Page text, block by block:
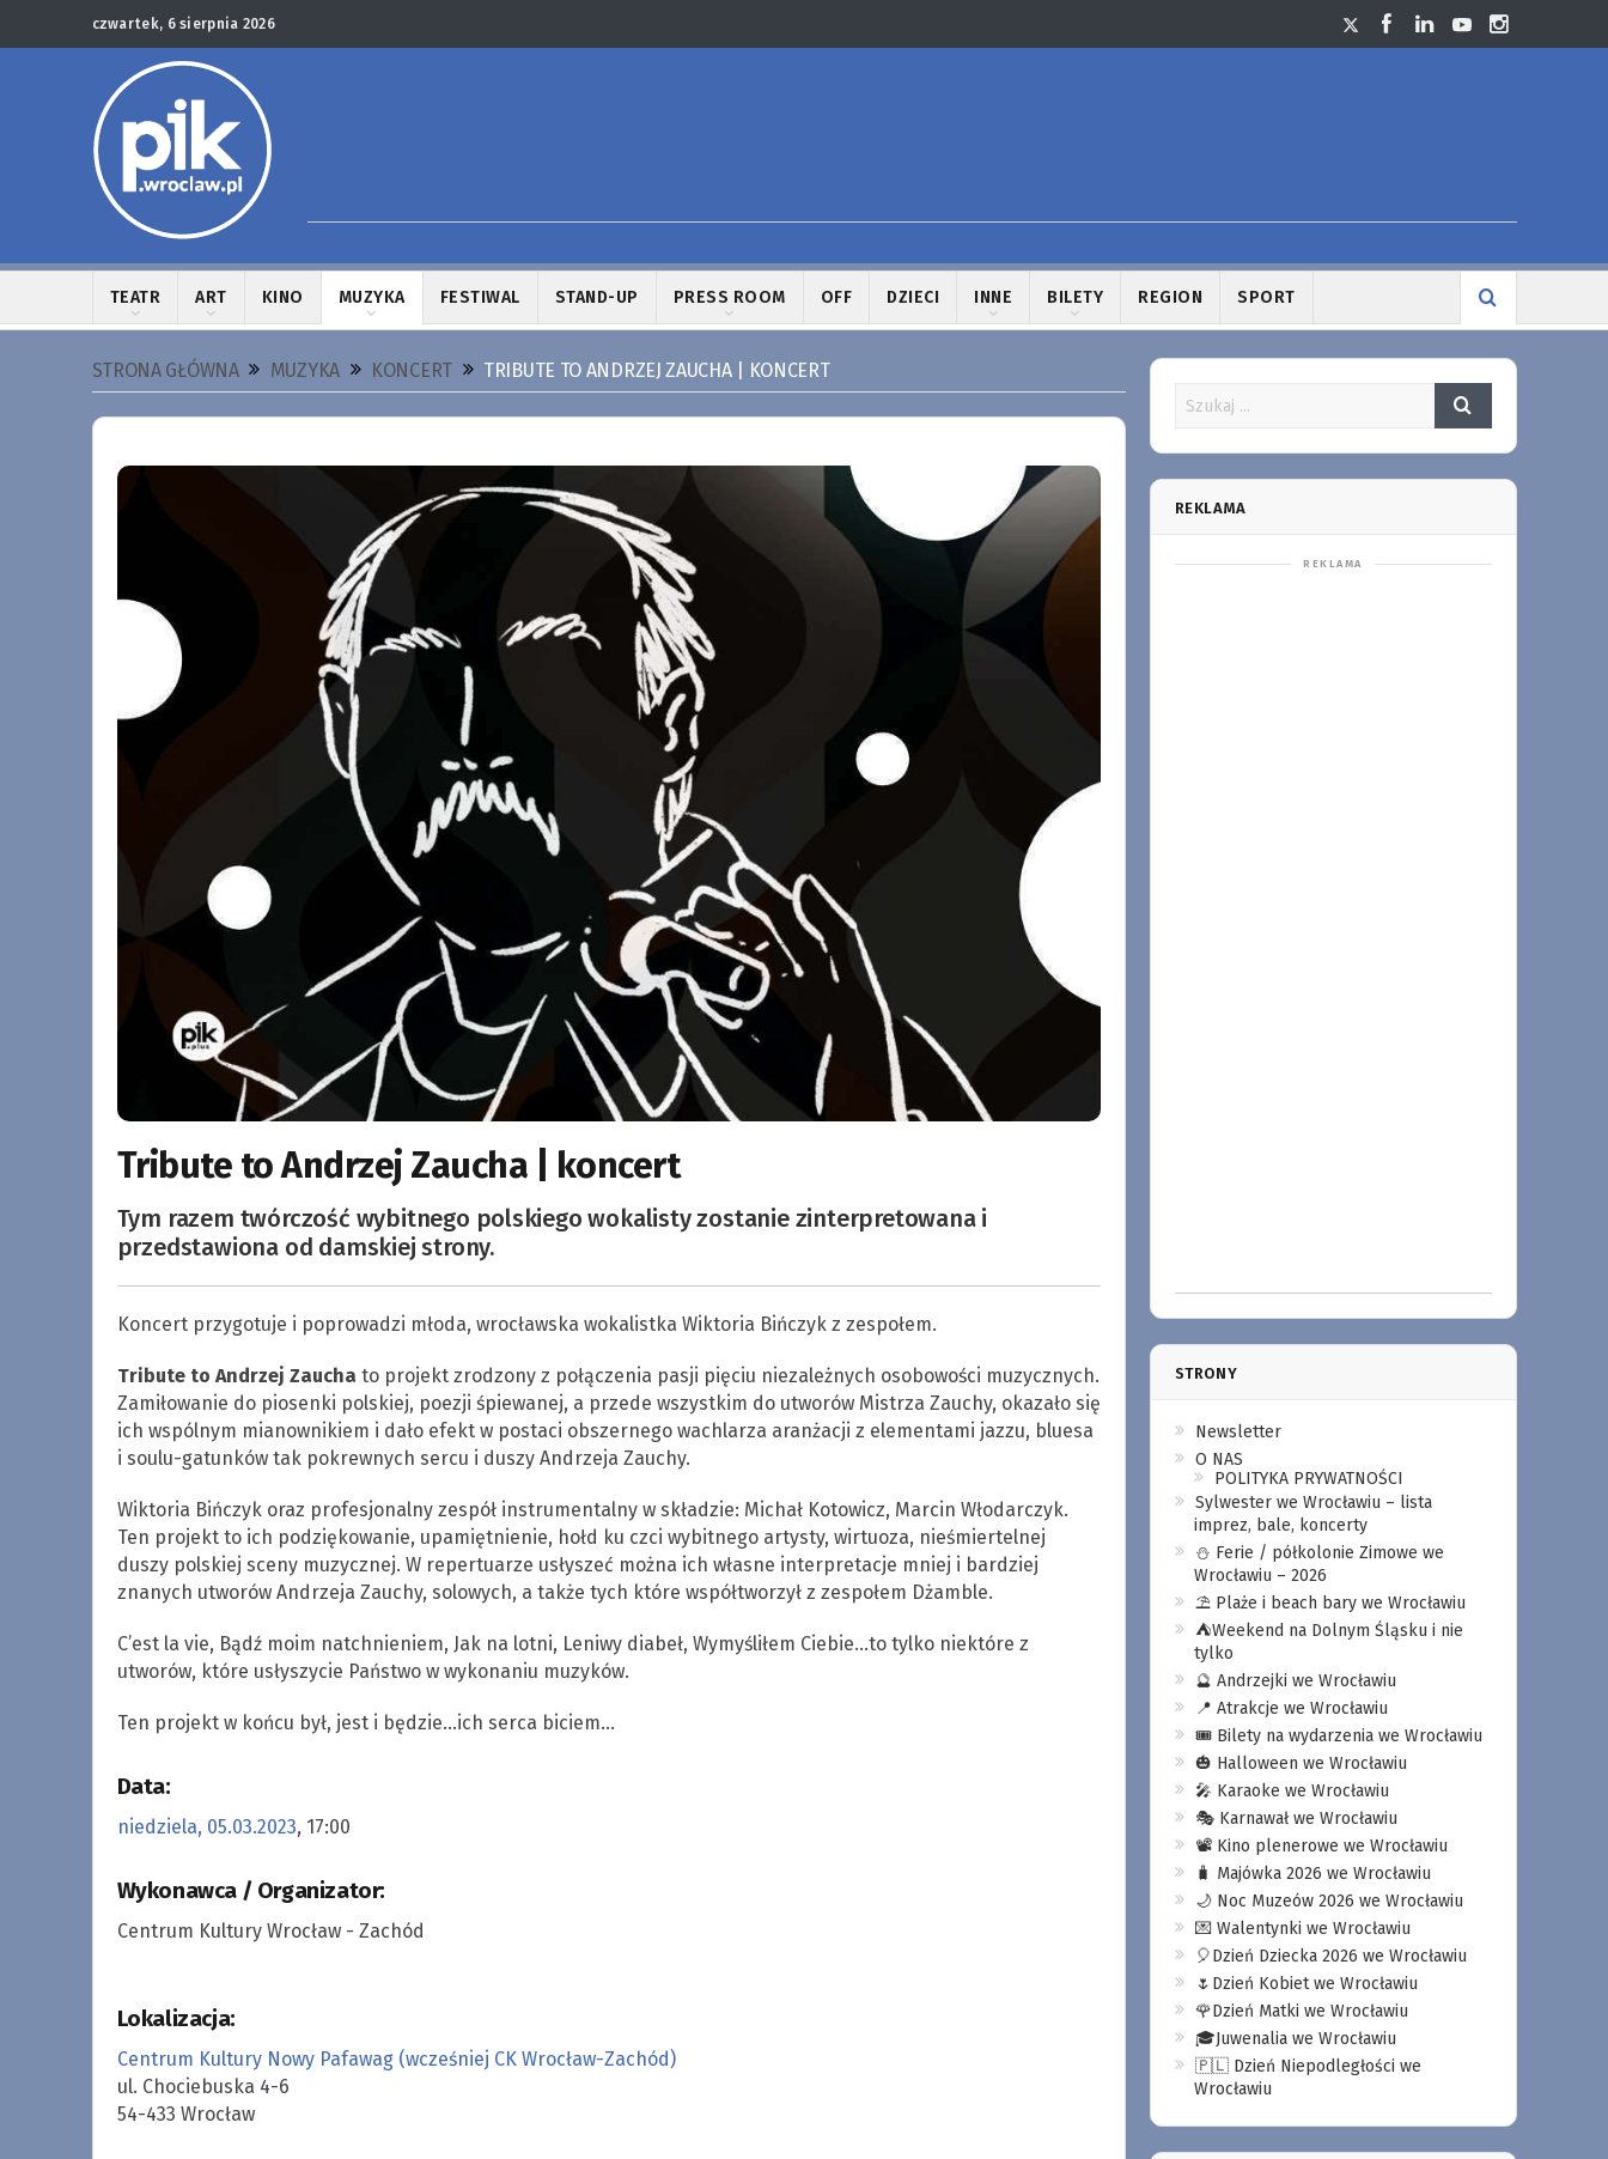
czwartek, 6 sierpnia 2026
TEATR ART KINO MUZYKA FESTIWAL STAND-UP PRESS ROOM OFF DZIECI INNE BILETY REGION SPORT
STRONA GŁÓWNA MUZYKA KONCERT TRIBUTE TO ANDRZEJ ZAUCHA | KONCERT
Tribute to Andrzej Zaucha | koncert
Tym razem twórczość wybitnego polskiego wokalisty zostanie zinterpretowana i
przedstawiona od damskiej strony.
Koncert przygotuje i poprowadzi młoda, wrocławska wokalistka Wiktoria Bińczyk z zespołem.
Tribute to Andrzej Zaucha to projekt zrodzony z połączenia pasji pięciu niezależnych osobowości muzycznych.
Zamiłowanie do piosenki polskiej, poezji śpiewanej, a przede wszystkim do utworów Mistrza Zauchy, okazało się
ich wspólnym mianownikiem i dało efekt w postaci obszernego wachlarza aranżacji z elementami jazzu, bluesa
i soulu-gatunków tak pokrewnych sercu i duszy Andrzeja Zauchy.
Wiktoria Bińczyk oraz profesjonalny zespół instrumentalny w składzie: Michał Kotowicz, Marcin Włodarczyk.
Ten projekt to ich podziękowanie, upamiętnienie, hołd ku czci wybitnego artysty, wirtuoza, nieśmiertelnej
duszy polskiej sceny muzycznej. W repertuarze usłyszeć można ich własne interpretacje mniej i bardziej
znanych utworów Andrzeja Zauchy, solowych, a także tych które współtworzył z zespołem Dżamble.
C’est la vie, Bądź moim natchnieniem, Jak na lotni, Leniwy diabeł, Wymyśliłem Ciebie…to tylko niektóre z
utworów, które usłyszycie Państwo w wykonaniu muzyków.
Ten projekt w końcu był, jest i będzie…ich serca biciem…
Data:
niedziela, 05.03.2023, 17:00
Wykonawca / Organizator:
Centrum Kultury Wrocław - Zachód
Lokalizacja:
Centrum Kultury Nowy Pafawag (wcześniej CK Wrocław-Zachód)
ul. Chociebuska 4-6
54-433 Wrocław
REKLAMA
STRONY
Newsletter
O NAS
POLITYKA PRYWATNOŚCI
Sylwester we Wrocławiu – lista
imprez, bale, koncerty
⛄️ Ferie / półkolonie Zimowe we
Wrocławiu – 2026
⛱️ Plaże i beach bary we Wrocławiu
⛺️Weekend na Dolnym Śląsku i nie
tylko
🔮 Andrzejki we Wrocławiu
📍 Atrakcje we Wrocławiu
🎟️ Bilety na wydarzenia we Wrocławiu
🎃 Halloween we Wrocławiu
🎤 Karaoke we Wrocławiu
🎭 Karnawał we Wrocławiu
📽️ Kino plenerowe we Wrocławiu
🧳 Majówka 2026 we Wrocławiu
🌙 Noc Muzeów 2026 we Wrocławiu
💌 Walentynki we Wrocławiu
🎈Dzień Dziecka 2026 we Wrocławiu
🌷Dzień Kobiet we Wrocławiu
🌹Dzień Matki we Wrocławiu
🎓Juwenalia we Wrocławiu
🇵🇱 Dzień Niepodległości we
Wrocławiu